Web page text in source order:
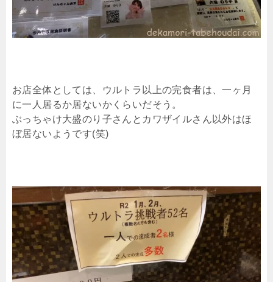
お店全体としては、ウルトラ以上の完食者は、一ヶ月
に一人居るか居ないかくらいだそう。
ぶっちゃけ大盛のり子さんとカワザイルさん以外はほ
ぼ居ないようです(笑)